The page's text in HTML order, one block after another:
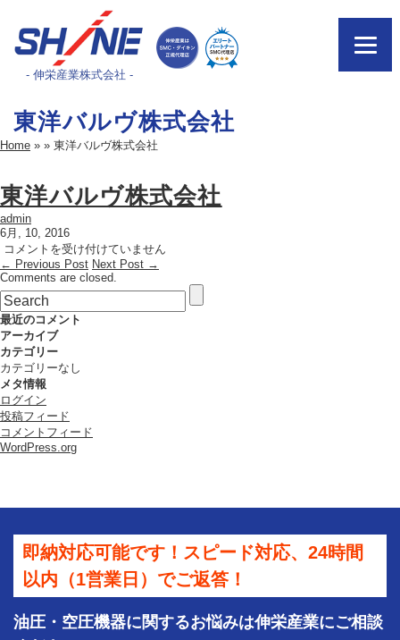
- 伸栄産業株式会社 -
東洋バルヴ株式会社
Home » » 東洋バルヴ株式会社
東洋バルヴ株式会社
admin
6月, 10, 2016
東
洋
バ
ル
ヴ
株
式
会
社
は
コメントを受け付けていません
← Previous Post Next Post →
Comments are closed.
最近のコメント
アーカイブ
カテゴリー
カテゴリーなし
メタ情報
ログイン
投稿フィード
コメントフィード
WordPress.org
即納対応可能です！スピード対応、24時間
以内（1営業日）でご返答！
油圧・空圧機器に関するお悩みは伸栄産業にご相談